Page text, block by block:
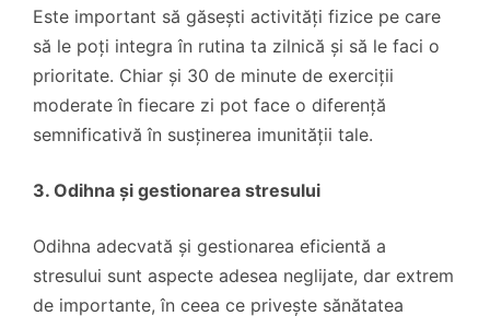
Este important să găsești activități fizice pe care
să le poți integra în rutina ta zilnică și să le faci o
prioritate. Chiar și 30 de minute de exerciții
moderate în fiecare zi pot face o diferență
semnificativă în susținerea imunității tale.
3. Odihna și gestionarea stresului
Odihna adecvată și gestionarea eficientă a
stresului sunt aspecte adesea neglijate, dar extrem
de importante, în ceea ce privește sănătatea